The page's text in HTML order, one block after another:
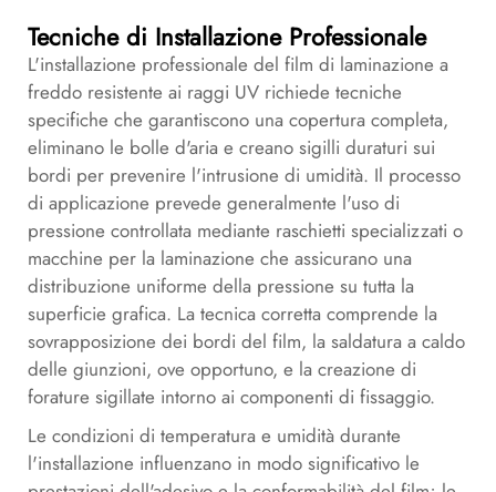
Tecniche di Installazione Professionale
L'installazione professionale del film di laminazione a
freddo resistente ai raggi UV richiede tecniche
specifiche che garantiscono una copertura completa,
eliminano le bolle d'aria e creano sigilli duraturi sui
bordi per prevenire l'intrusione di umidità. Il processo
di applicazione prevede generalmente l'uso di
pressione controllata mediante raschietti specializzati o
macchine per la laminazione che assicurano una
distribuzione uniforme della pressione su tutta la
superficie grafica. La tecnica corretta comprende la
sovrapposizione dei bordi del film, la saldatura a caldo
delle giunzioni, ove opportuno, e la creazione di
forature sigillate intorno ai componenti di fissaggio.
Le condizioni di temperatura e umidità durante
l'installazione influenzano in modo significativo le